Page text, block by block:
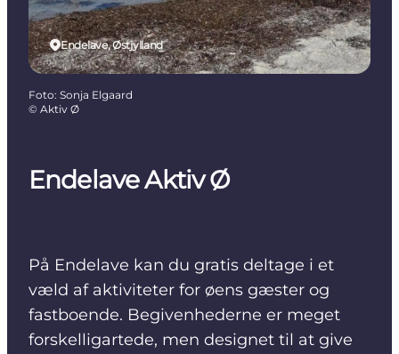
Endelave Aktiv Ø
På Endelave kan du gratis deltage i et
væld af aktiviteter for øens gæster og
fastboende. Begivenhederne er meget
forskelligartede, men designet til at give
Endelave, Østjylland
Foto: Sonja Elgaard
© Aktiv Ø